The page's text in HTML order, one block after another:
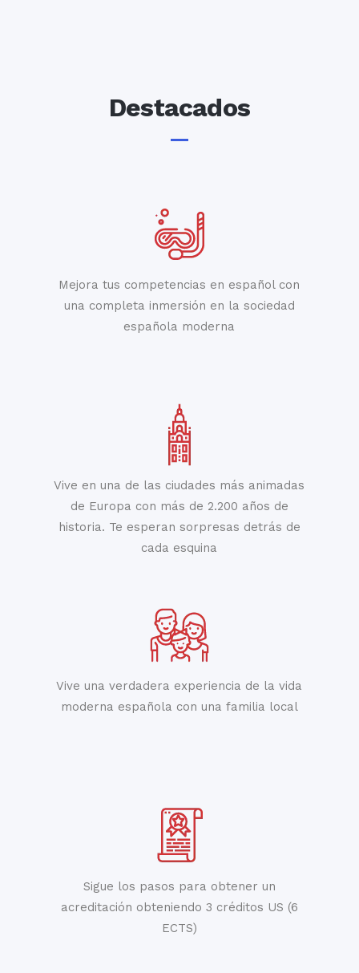
Destacados
Mejora tus competencias en español con
una completa inmersión en la sociedad
española moderna
Vive en una de las ciudades más animadas
de Europa con más de 2.200 años de
historia. Te esperan sorpresas detrás de
cada esquina
Vive una verdadera experiencia de la vida
moderna española con una familia local
Sigue los pasos para obtener un
acreditación obteniendo 3 créditos US (6
ECTS)